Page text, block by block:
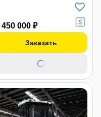
450 000 ₽
Заказать